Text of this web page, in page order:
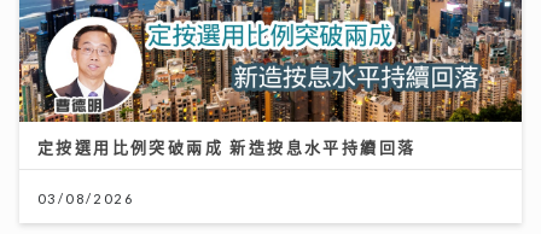
定按選用比例突破兩成 新造按息水平持續回落
03/08/2026